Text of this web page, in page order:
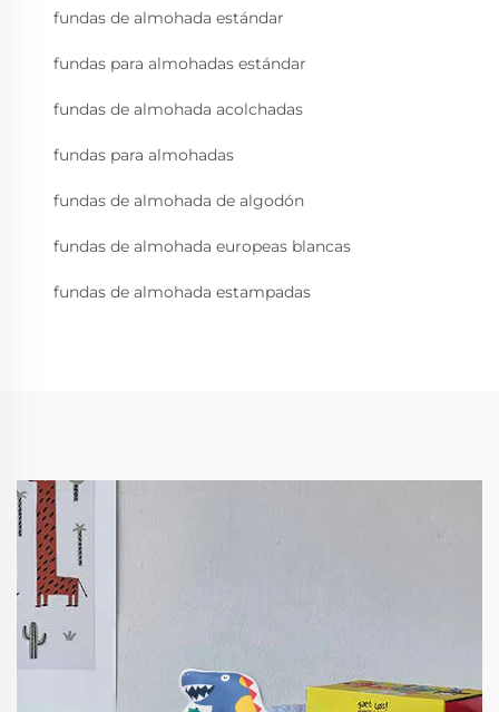
fundas de almohada estándar
fundas para almohadas estándar
fundas de almohada acolchadas
fundas para almohadas
fundas de almohada de algodón
fundas de almohada europeas blancas
fundas de almohada estampadas